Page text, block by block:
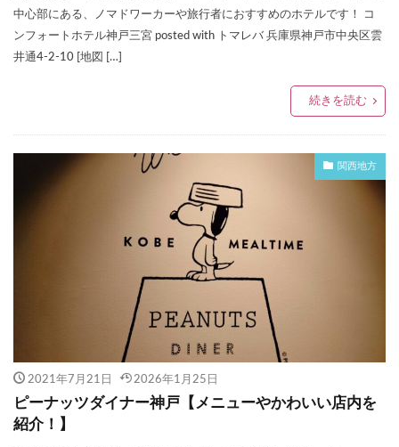
中心部にある、ノマドワーカーや旅行者におすすめのホテルです！ コ
ンフォートホテル神戸三宮 posted with トマレバ 兵庫県神戸市中央区雲
井通4-2-10 [地図 […]
続きを読む
関西地方
2021年7月21日 2026年1月25日
ピーナッツダイナー神戸【メニューやかわいい店内を
紹介！】